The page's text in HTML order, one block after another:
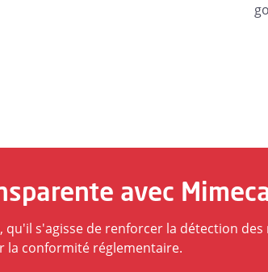
avec
s'agisse de renforcer la détection
la conformité réglementaire.